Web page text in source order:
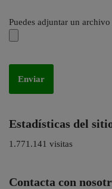
Puedes adjuntar un
Estadísticas del
1.771.141 visitas
Contacta con